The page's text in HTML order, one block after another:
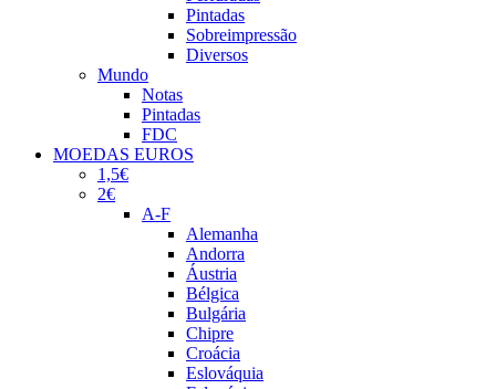
Pintadas
Sobreimpressão
Diversos
Mundo
Notas
Pintadas
FDC
MOEDAS EUROS
1,5€
2€
A-F
Alemanha
Andorra
Áustria
Bélgica
Bulgária
Chipre
Croácia
Eslováquia